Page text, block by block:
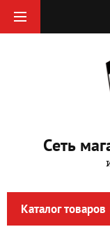
Сеть
Каталог товаров